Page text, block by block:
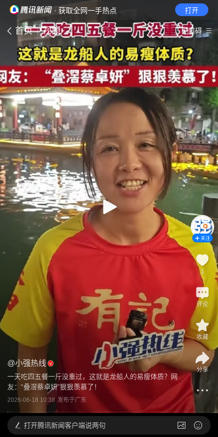
· 获取全网一手热点 打开
首页 视频 无障碍
@小强热线
一天吃四五餐一斤没重过，这就是龙船人的易瘦体质？网
友：“叠滘蔡卓妍”狠狠羡慕了！
2026-06-18 10:38 发布于广东
关注
1
评论
收藏
分享
打开腾讯新闻客户端说两句